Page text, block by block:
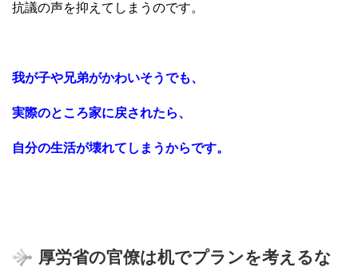
抗議の声を抑えてしまうのです。
我が子や兄弟がかわいそうでも、
実際のところ家に戻されたら、
自分の生活が壊れてしまうからです。
厚労省の官僚は机でプランを考えるな